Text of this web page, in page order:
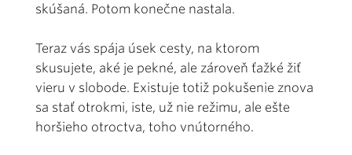
skúšaná. Potom konečne nastala.
Teraz vás spája úsek cesty, na ktorom
skusujete, aké je pekné, ale zároveň ťažké žiť
vieru v slobode. Existuje totiž pokušenie znova
sa stať otrokmi, iste, už nie režimu, ale ešte
horšieho otroctva, toho vnútorného.